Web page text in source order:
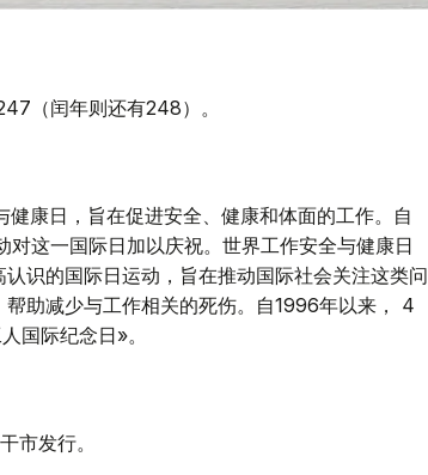
（闰年则还有248）。
康日，旨在促进安全、健康和体面的工作。自
这一国际日加以庆祝。世界工作安全与健康日
识的国际日运动，旨在推动国际社会关注这类问
助减少与工作相关的死伤。自1996年以来， 4
国际纪念日»。
市发行。